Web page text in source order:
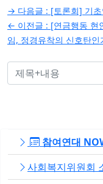
글
탐
색
→ 다음글 : [토론회] 기초
← 이전글 : [연금행동
임, 정경유착의 신호탄인
참여연대
사회복지위원회